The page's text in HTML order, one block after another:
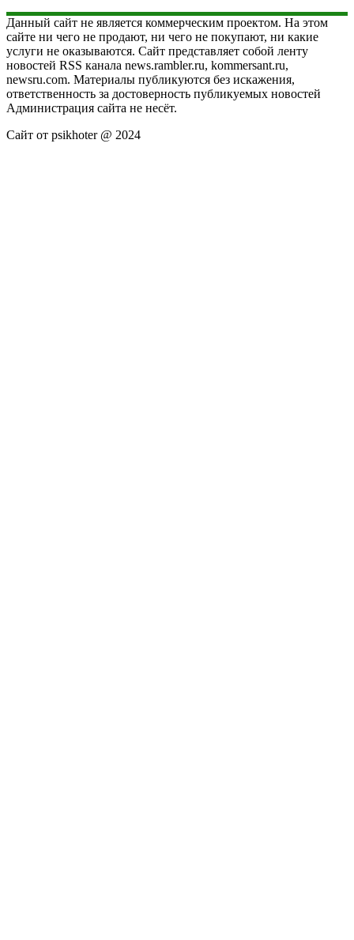
Данный сайт не является коммерческим проектом. На этом
сайте ни чего не продают, ни чего не покупают, ни какие
услуги не оказываются. Сайт представляет собой ленту
новостей RSS канала news.rambler.ru, kommersant.ru,
newsru.com. Материалы публикуются без искажения,
ответственность за достоверность публикуемых новостей
Администрация сайта не несёт.
Сайт от psikhoter @ 2024